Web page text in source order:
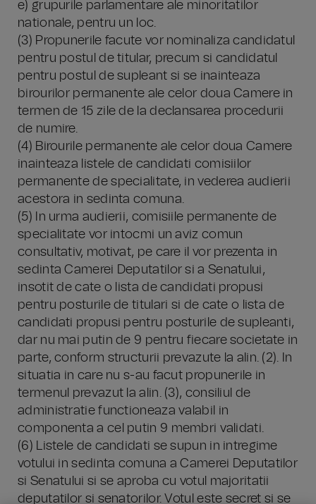
e) grupurile parlamentare ale minoritatilor
nationale, pentru un loc.
(3) Propunerile facute vor nominaliza candidatul
pentru postul de titular, precum si candidatul
pentru postul de supleant si se inainteaza
birourilor permanente ale celor doua Camere in
termen de 15 zile de la declansarea procedurii
de numire.
(4) Birourile permanente ale celor doua Camere
inainteaza listele de candidati comisiilor
permanente de specialitate, in vederea audierii
acestora in sedinta comuna.
(5) In urma audierii, comisiile permanente de
specialitate vor intocmi un aviz comun
consultativ, motivat, pe care il vor prezenta in
sedinta Camerei Deputatilor si a Senatului,
insotit de cate o lista de candidati propusi
pentru posturile de titulari si de cate o lista de
candidati propusi pentru posturile de supleanti,
dar nu mai putin de 9 pentru fiecare societate in
parte, conform structurii prevazute la alin. (2). In
situatia in care nu s-au facut propunerile in
termenul prevazut la alin. (3), consiliul de
administratie functioneaza valabil in
componenta a cel putin 9 membri validati.
(6) Listele de candidati se supun in intregime
votului in sedinta comuna a Camerei Deputatilor
si Senatului si se aproba cu votul majoritatii
deputatilor si senatorilor. Votul este secret si se